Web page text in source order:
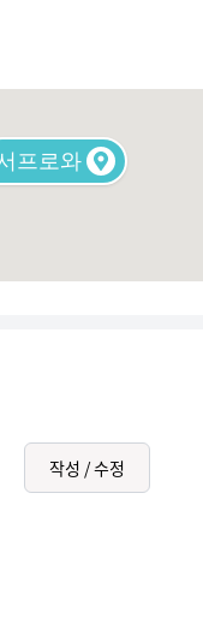
프로와
작성 / 수정